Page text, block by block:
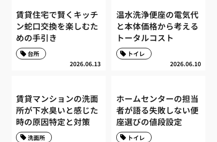
賃貸住宅で賢くキッチ
ン蛇口交換を楽しむた
めの手引き
2026.06.13
台所
温水洗浄便座の電気代
と本体価格から考える
トータルコスト
2026.06.10
トイレ
賃貸マンションの洗面
所が下水臭いと感じた
時の原因特定と対策
洗面所
ホームセンターの担当
者が語る失敗しない便
座選びの値段設定
トイレ